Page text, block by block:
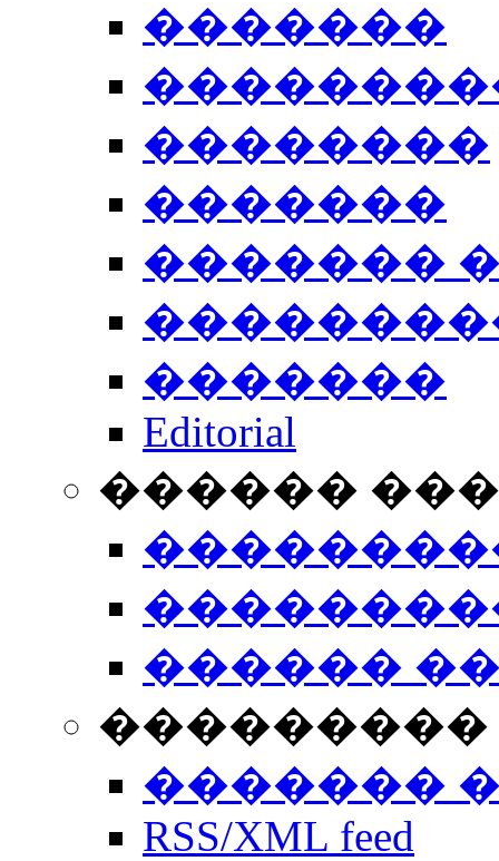
�������
��������
�������
�������
�������
Editorial
������
������
���������
�������
RSS/XML feed